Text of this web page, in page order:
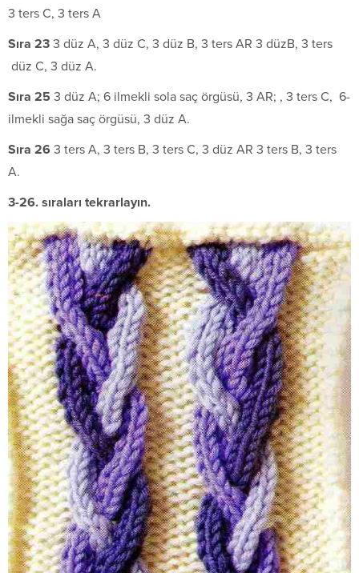
3 ters C, 3 ters A
Sıra 23 3 düz A, 3 düz C, 3 düz B, 3 ters AR 3 düzB, 3 ters
düz C, 3 düz A.
Sıra 25 3 düz A; 6 ilmekli sola saç örgüsü, 3 AR; , 3 ters C, 6-
ilmekli sağa saç örgüsü, 3 düz A.
Sıra 26 3 ters A, 3 ters B, 3 ters C, 3 düz AR 3 ters B, 3 ters
A.
3-26. sıraları tekrarlayın.